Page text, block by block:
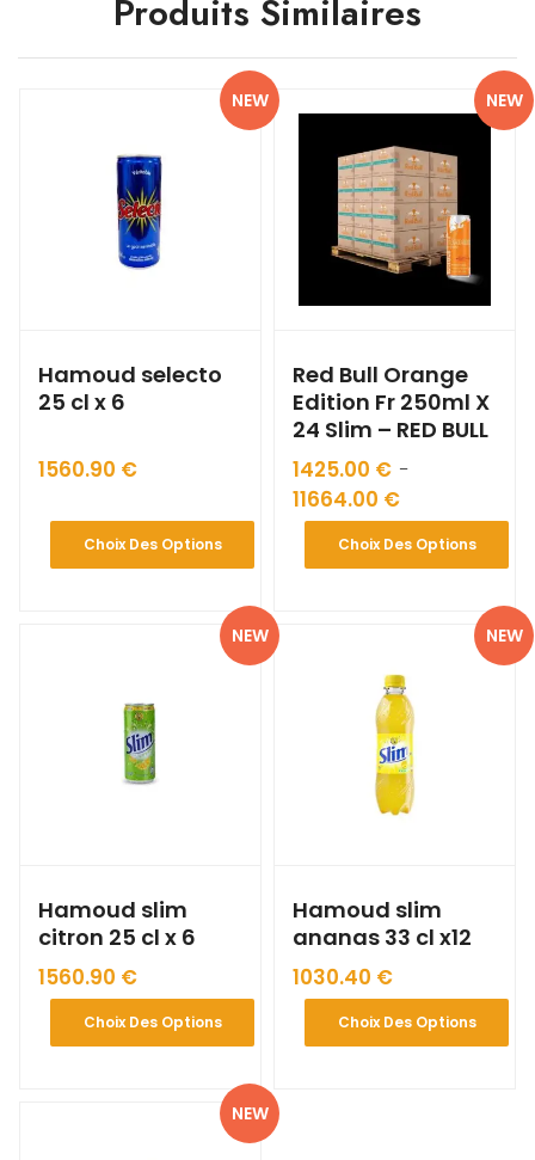
Produits Similaires
NEW
Hamoud selecto
25 cl x 6
1560.90 €
Choix Des Options
NEW
Red Bull Orange
Edition Fr 250ml X
24 Slim – RED BULL
1425.00 € –
11664.00 €
Choix Des Options
NEW
Hamoud slim
citron 25 cl x 6
1560.90 €
Choix Des Options
NEW
Hamoud slim
ananas 33 cl x12
1030.40 €
Choix Des Options
NEW